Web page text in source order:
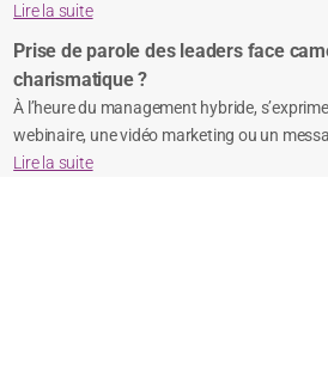
Lire la suite
Prise de parole des leaders face
charismatique ?
À l’heure du management hybride,
webinaire, une vidéo marketing ou un
Lire la suite